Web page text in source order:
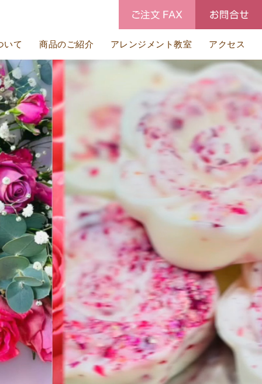
いて 商品のご紹介 アレンジメント教室 アクセス